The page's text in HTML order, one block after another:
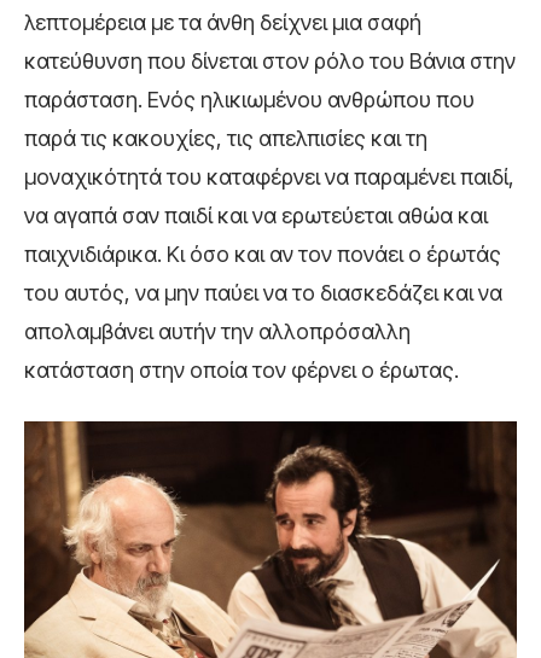
λεπτομέρεια με τα άνθη δείχνει μια σαφή
κατεύθυνση που δίνεται στον ρόλο του Βάνια στην
παράσταση. Ενός ηλικιωμένου ανθρώπου που
παρά τις κακουχίες, τις απελπισίες και τη
μοναχικότητά του καταφέρνει να παραμένει παιδί,
να αγαπά σαν παιδί και να ερωτεύεται αθώα και
παιχνιδιάρικα. Κι όσο και αν τον πονάει ο έρωτάς
του αυτός, να μην παύει να το διασκεδάζει και να
απολαμβάνει αυτήν την αλλοπρόσαλλη
κατάσταση στην οποία τον φέρνει ο έρωτας.